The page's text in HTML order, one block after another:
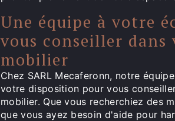
Une équipe à votre
vous conseiller dans
mobilier
Chez SARL Mecaferonn, notre
votre disposition pour vous
mobilier. Que vous recherchiez des
que vous ayez besoin d'aide pour